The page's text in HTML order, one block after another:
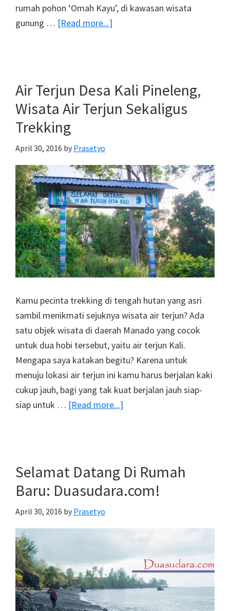
rumah pohon ‘Omah Kayu’, di kawasan wisata
gunung … [Read more...]
Pohon
Omah
Kayu
Air Terjun Desa Kali Pineleng,
Wisata Air Terjun Sekaligus
Trekking
April 30, 2016 by Prasetyo
Kamu pecinta trekking di tengah hutan yang asri
sambil menikmati sejuknya wisata air terjun? Ada
satu objek wisata di daerah Manado yang cocok
untuk dua hobi tersebut, yaitu air terjun Kali.
Mengapa saya katakan begitu? Karena untuk
menuju lokasi air terjun ini kamu harus berjalan kaki
cukup jauh, bagi yang tak kuat berjalan jauh siap-
siap untuk … [Read more...]
Pineleng,
Wisata
Sekaligus
Selamat Datang Di Rumah
Baru: Duasudara.com!
April 30, 2016 by Prasetyo